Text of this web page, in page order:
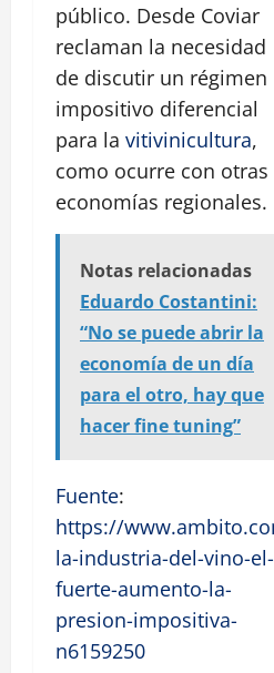
público. Desde Coviar
reclaman la necesidad
de discutir un régimen
impositivo diferencial
para la vitivinicultura,
como ocurre con otras
economías regionales.
Notas relacionadas
Eduardo Costantini:
“No se puede abrir la
economía de un día
para el otro, hay que
hacer fine tuning”
Fuente:
https://
la-industria-del-vino-el-
fuerte-aumento-la-
presion-impositiva-
n6159250